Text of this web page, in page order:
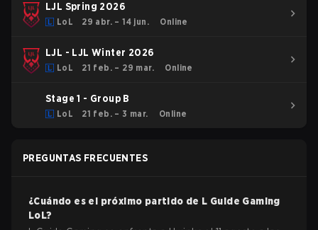
LJL Spring 2026
LoL 29 abr. – 14 jun. Online
LJL - LJL Winter 2026
LoL 21 feb. – 29 mar. Online
Stage 1 - Group B
LoL 21 feb. – 3 mar. Online
PREGUNTAS FRECUENTES
¿Cuándo es el próximo partido de L Guide Gaming
LoL?